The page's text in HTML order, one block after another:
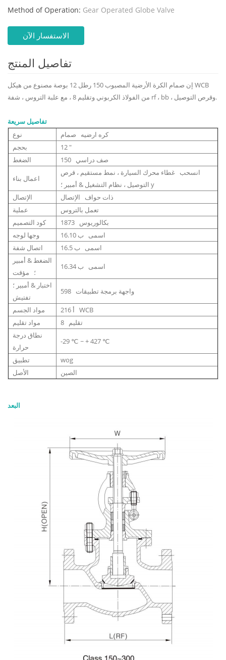
Method of Operation: Gear Operated Globe Valve
الاستفسار الآن
تفاصيل المنتج
إن صمام الكرة الأرضية المصبوب 150 رطل 12 بوصة مصنوع من هيكل WCB
من الفولاذ الكربوني وتقليم 8 ، مع علبة التروس ، شفة rf ، bb ، وقرص التوصيل.
تفاصيل سريعة
نوع
كره ارضيه صمام
بحجم
12 "
الضغط
صف دراسي 150
اعمال بناء
انسحب غطاء محرك السيارة ، نمط مستقيم ، قرص
التوصيل ، نظام التشغيل & أمبير ؛ y
الإتصال
ذات حواف الإتصال
عملية
تعمل بالتروس
كود التصميم
بكالوريوس 1873
وجها لوجه
اسمى ب 16.10
اتصال شفة
اسمى ب 16.5
الضغط & أمبير
؛ مؤقت
اسمى ب 16.34
اختبار & أمبير ؛
تفتيش
واجهة برمجة تطبيقات 598
مواد الجسم
أ 216 WCB
مواد تقليم
تقليم 8
نطاق درجة
حرارة
-29 ℃ ~ + 427 ℃
تطبيق
wog
الأصل
الصين
البعد